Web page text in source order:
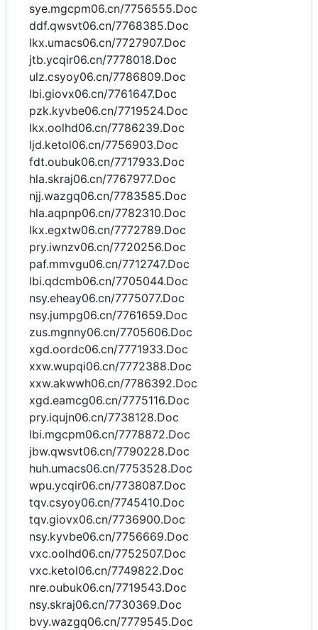
sye.mgcpm06.cn/7756555.Doc
ddf.qwsvt06.cn/7768385.Doc
lkx.umacs06.cn/7727907.Doc
jtb.ycqir06.cn/7778018.Doc
ulz.csyoy06.cn/7786809.Doc
lbi.giovx06.cn/7761647.Doc
pzk.kyvbe06.cn/7719524.Doc
lkx.oolhd06.cn/7786239.Doc
ljd.ketol06.cn/7756903.Doc
fdt.oubuk06.cn/7717933.Doc
hla.skraj06.cn/7767977.Doc
njj.wazgq06.cn/7783585.Doc
hla.aqpnp06.cn/7782310.Doc
lkx.egxtw06.cn/7772789.Doc
pry.iwnzv06.cn/7720256.Doc
paf.mmvgu06.cn/7712747.Doc
lbi.qdcmb06.cn/7705044.Doc
nsy.eheay06.cn/7775077.Doc
nsy.jumpg06.cn/7761659.Doc
zus.mgnny06.cn/7705606.Doc
xgd.oordc06.cn/7771933.Doc
xxw.wupqi06.cn/7772388.Doc
xxw.akwwh06.cn/7786392.Doc
xgd.eamcg06.cn/7775116.Doc
pry.iqujn06.cn/7738128.Doc
lbi.mgcpm06.cn/7778872.Doc
jbw.qwsvt06.cn/7790228.Doc
huh.umacs06.cn/7753528.Doc
wpu.ycqir06.cn/7738087.Doc
tqv.csyoy06.cn/7745410.Doc
tqv.giovx06.cn/7736900.Doc
nsy.kyvbe06.cn/7756669.Doc
vxc.oolhd06.cn/7752507.Doc
vxc.ketol06.cn/7749822.Doc
nre.oubuk06.cn/7719543.Doc
nsy.skraj06.cn/7730369.Doc
bvy.wazgq06.cn/7779545.Doc